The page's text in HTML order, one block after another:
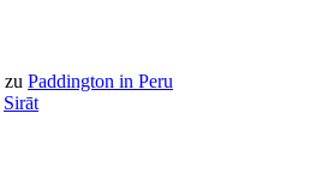
zu Paddington in Peru
Sirāt